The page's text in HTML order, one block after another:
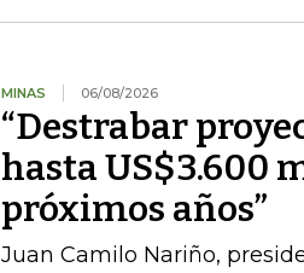
MINAS 06/08/2026
“Destrabar
hasta US$3.600
próximos años”
Juan Camilo Nariño,